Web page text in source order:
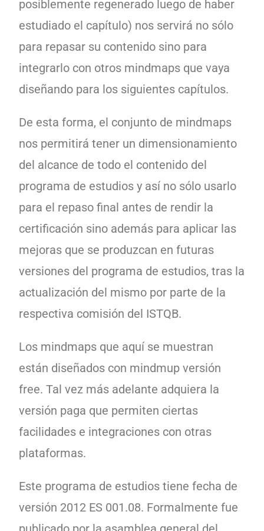
posiblemente regenerado luego de haber
estudiado el capítulo) nos servirá no sólo
para repasar su contenido sino para
integrarlo con otros mindmaps que vaya
diseñando para los siguientes capítulos.
De esta forma, el conjunto de mindmaps
nos permitirá tener un dimensionamiento
del alcance de todo el contenido del
programa de estudios y así no sólo usarlo
para el repaso final antes de rendir la
certificación sino además para aplicar las
mejoras que se produzcan en futuras
versiones del programa de estudios, tras la
actualización del mismo por parte de la
respectiva comisión del ISTQB.
Los mindmaps que aquí se muestran
están diseñados con mindmup versión
free. Tal vez más adelante adquiera la
versión paga que permiten ciertas
facilidades e integraciones con otras
plataformas.
Este programa de estudios tiene fecha de
versión 2012 ES 001.08. Formalmente fue